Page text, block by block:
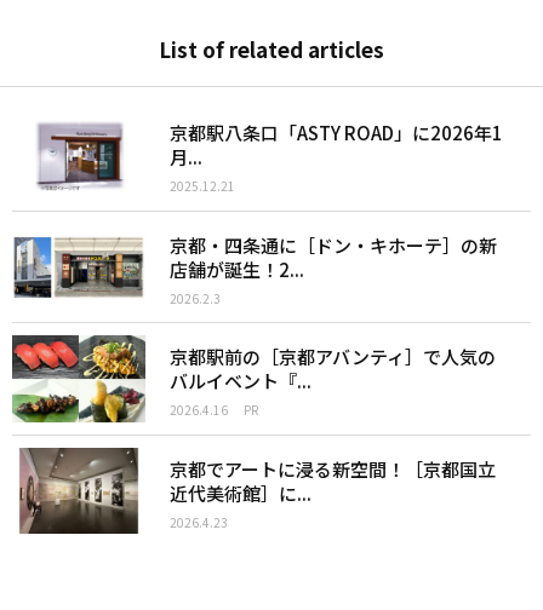
List of related articles
京都駅八条口「ASTY ROAD」に2026年1
月...
2025.12.21
京都・四条通に［ドン・キホーテ］の新
店舗が誕生！2...
2026.2.3
京都駅前の［京都アバンティ］で人気の
バルイベント『...
2026.4.16 PR
京都でアートに浸る新空間！［京都国立
近代美術館］に...
2026.4.23